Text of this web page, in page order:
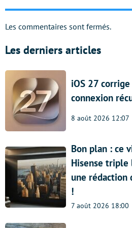
Les commentaires sont fermés.
Les derniers articles
iOS 27
connexion
8 août 2026 12:07
Bon plan : ce
Hisense triple
une rédaction
!
7 août 2026 18:00